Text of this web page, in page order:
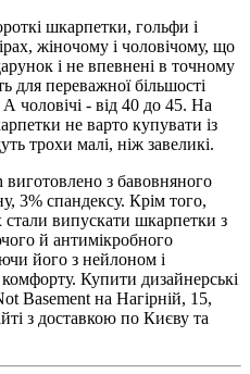
шкарпетки, гольфи і
жіночому і чоловічому, що
і не впевнені в точному
для переважної більшості
чоловічі - від 40 до 45. На
не варто купувати із
трохи малі, ніж завеликі.
виготовлено з бавовняного
3% спандексу. Крім того,
випускати шкарпетки з
й антимікробного
його з нейлоном і
Купити дизайнерські
Basement на Нагірній, 15,
з доставкою по Києву та